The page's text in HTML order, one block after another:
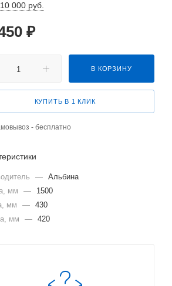
10 000 руб.
₽
В КОРЗИНУ
КУПИТЬ В 1 КЛИК
- бесплатно
— Альбина
мм
—
1500
мм
— 430
мм
— 420